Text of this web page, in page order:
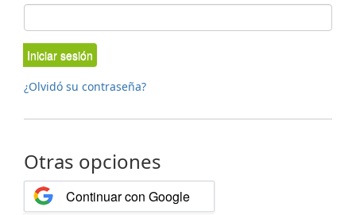
Iniciar sesión
¿Olvidó su contraseña?
Otras opciones
Continuar con Google